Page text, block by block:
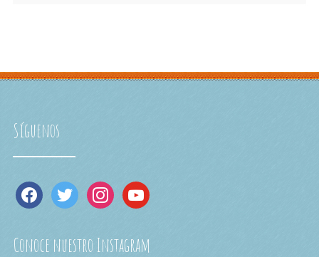
Síguenos
facebooktwitter instagramyoutube
Conoce nuestro Instagram